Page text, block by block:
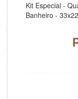
Kit Especial -
Banheiro -